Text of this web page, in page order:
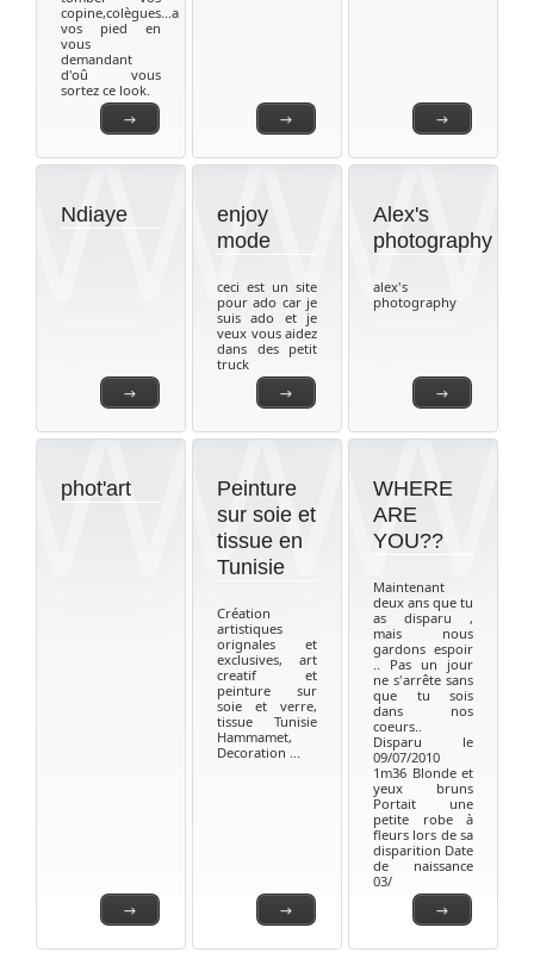
→
copine,colègues...a
vos pied en
vous
demandant
d'oû vous
sortez ce look.
→
→
→
Ndiaye
→
enjoy
mode
ceci est un site
pour ado car je
suis ado et je
veux vous aidez
dans des petit
truck
→
Alex's
photography
alex's
photography
→
phot'art
→
Peinture
sur soie et
tissue en
Tunisie
Création
artistiques
orignales et
exclusives, art
creatif et
peinture sur
soie et verre,
tissue Tunisie
Hammamet,
Decoration ...
→
WHERE
ARE
YOU??
Maintenant
deux ans que tu
as disparu ,
mais nous
gardons espoir
.. Pas un jour
ne s'arrête sans
que tu sois
dans nos
coeurs..
Disparu le
09/07/2010
1m36 Blonde et
yeux bruns
Portait une
petite robe à
fleurs lors de sa
disparition Date
de naissance
03/